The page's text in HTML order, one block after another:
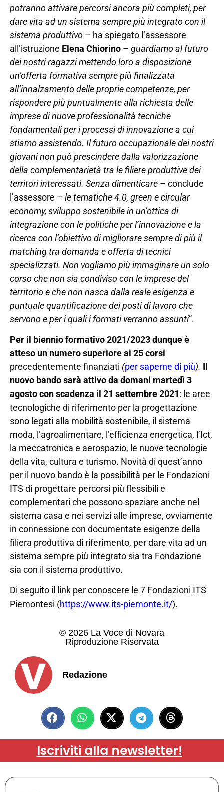
potranno attivare percorsi ancora più completi, per
dare vita ad un sistema sempre più integrato con il
sistema produttivo – ha spiegato l’assessore
all’istruzione Elena Chiorino – guardiamo al futuro
dei nostri ragazzi mettendo loro a disposizione
un’offerta formativa sempre più finalizzata
all’innalzamento delle proprie competenze, per
rispondere più puntualmente alla richiesta delle
imprese di nuove professionalità tecniche
fondamentali per i processi di innovazione a cui
stiamo assistendo. Il futuro occupazionale dei nostri
giovani non può prescindere dalla valorizzazione
della complementarietà tra le filiere produttive dei
territori interessati. Senza dimenticare – conclude
l’assessore – le tematiche 4.0, green e circular
economy, sviluppo sostenibile in un’ottica di
integrazione con le politiche per l’innovazione e la
ricerca con l’obiettivo di migliorare sempre di più il
matching tra domanda e offerta di tecnici
specializzati. Non vogliamo più immaginare un solo
corso che non sia condiviso con le imprese del
territorio e che non nasca dalla reale esigenza e
puntuale quantificazione dei posti di lavoro che
servono e per i quali i formati verranno assunti”.
Per il biennio formativo 2021/2023 dunque è
atteso un numero superiore ai 25 corsi
precedentemente finanziati (per saperne di più). Il
nuovo bando sarà attivo da domani martedì 3
agosto con scadenza il 21 settembre 2021: le aree
tecnologiche di riferimento per la progettazione
sono legati alla mobilità sostenibile, il sistema
moda, l’agroalimentare, l’efficienza energetica, l’Ict,
la meccatronica e aerospazio, le nuove tecnologie
della vita, cultura e turismo. Novità di quest’anno
per il nuovo bando è la possibilità per le Fondazioni
ITS di progettare percorsi più flessibili e
complementari che possono spaziare anche nel
sistema casa e nei servizi alle imprese, ovviamente
in connessione con documentate esigenze della
filiera produttiva di riferimento, per dare vita ad un
sistema sempre più integrato sia tra Fondazione
sia con il sistema produttivo.
Di seguito il link per conoscere le 7 Fondazioni ITS
Piemontesi (https://www.its-piemonte.it/).
© 2026 La Voce di Novara
Riproduzione Riservata
Redazione
Iscriviti alla newsletter!